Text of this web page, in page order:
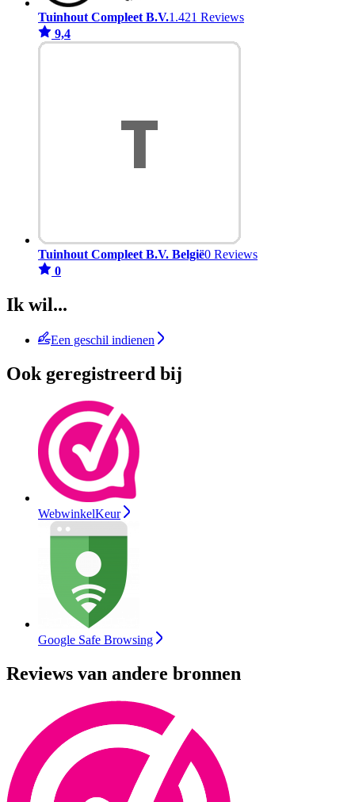
Tuinhout Compleet B.V.1.421 Reviews
9,4
Tuinhout Compleet B.V. België0 Reviews
0
Ik wil...
Een geschil indienen
Ook geregistreerd bij
WebwinkelKeur
Google Safe Browsing
Reviews van andere bronnen